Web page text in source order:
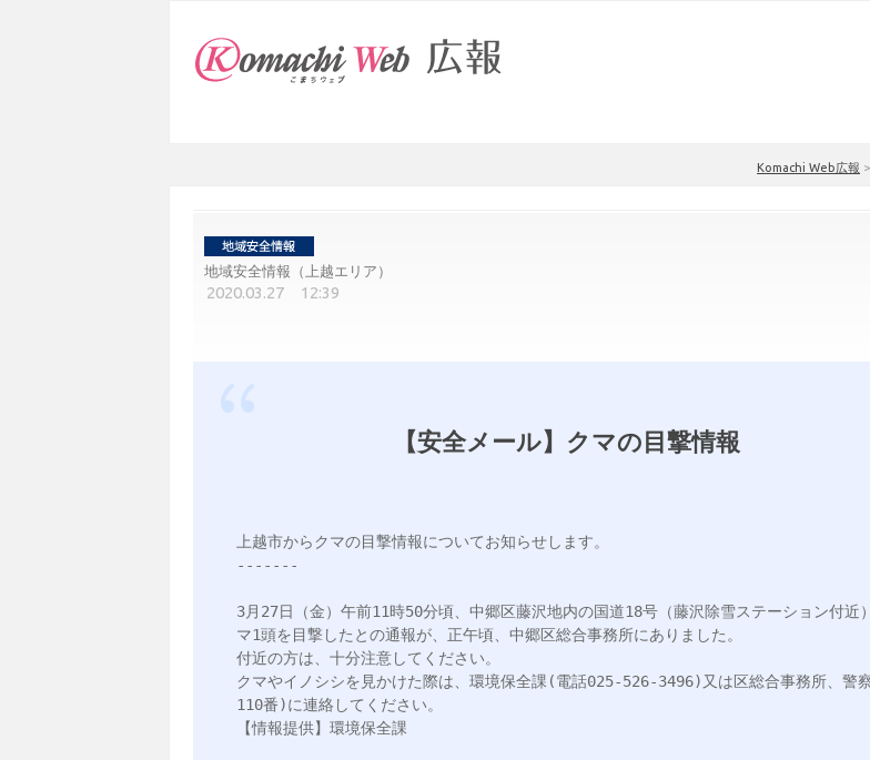
Komachi Web広報 >
地域安全情報（上越エリア）
2020.03.27 12:39
【安全メール】クマの目撃情報
上越市からクマの目撃情報についてお知らせします。
-------
3月27日（金）午前11時50分頃、中郷区藤沢地内の国道18号（藤沢除雪ステーション付近
マ1頭を目撃したとの通報が、正午頃、中郷区総合事務所にありました。
付近の方は、十分注意してください。
クマやイノシシを見かけた際は、環境保全課(電話025-526-3496)又は区総合事務所、警
110番)に連絡してください。
【情報提供】環境保全課